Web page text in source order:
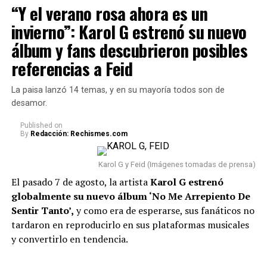
“Y el verano rosa ahora es un
invierno”: Karol G estrenó su nuevo
álbum y fans descubrieron posibles
referencias a Feid
La paisa lanzó 14 temas, y en su mayoría todos son de
desamor.
Published on
By Redacción: Rechismes.com
Karol G y Feid (Imágenes tomadas de prensa)
El pasado 7 de agosto, la artistaKarol G estrenó
globalmente su nuevo álbum ‘No Me Arrepiento De
Sentir Tanto’, y como era de esperarse, sus fanáticos no
tardaron en reproducirlo en sus plataformas musicales
y convertirlo en tendencia.